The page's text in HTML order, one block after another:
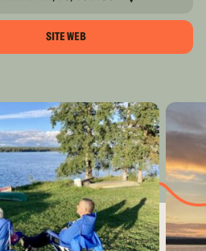
SITE WEB